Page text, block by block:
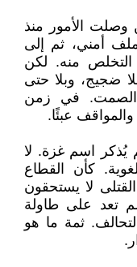
الأمور منذ
أمني، ثم إلى
منه. لكن
ضجيج، وبلا حتى
الصمت. في زمن
والمواقف عبئًا.
يُذكر اسم غزة. لا
كأن القطاع
لا يستحقون
تعد على طاولة
ثمة ما هو